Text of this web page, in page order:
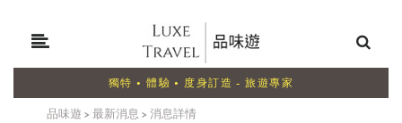
獨特 • 體驗 • 度身訂造 - 旅遊專家
品味遊 >最新消息 >消息詳情